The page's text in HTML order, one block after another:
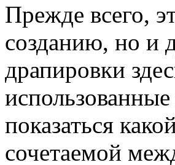
Прежде всего,
созданию, но и
драпировки
показаться
сочетаемой